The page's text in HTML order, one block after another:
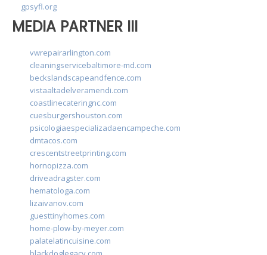
gpsyfl.org
MEDIA PARTNER III
vwrepairarlington.com
cleaningservicebaltimore-md.com
beckslandscapeandfence.com
vistaaltadelveramendi.com
coastlinecateringnc.com
cuesburgershouston.com
psicologiaespecializadaencampeche.com
dmtacos.com
crescentstreetprinting.com
hornopizza.com
driveadragster.com
hematologa.com
lizaivanov.com
guesttinyhomes.com
home-plow-by-meyer.com
palatelatincuisine.com